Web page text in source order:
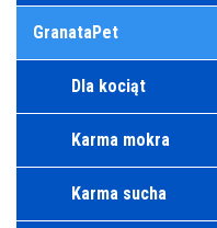
GranataPet
Dla kociąt
Karma mokra
Karma sucha